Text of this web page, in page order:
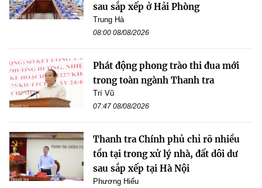
sau sắp xếp ở Hải Phòng
Trung Hà
08:00 08/08/2026
Phát động phong trào thi đua mới
trong toàn ngành Thanh tra
Trí Vũ
07:47 08/08/2026
Thanh tra Chính phủ chỉ rõ nhiều
tồn tại trong xử lý nhà, đất dôi dư
sau sắp xếp tại Hà Nội
Phương Hiếu